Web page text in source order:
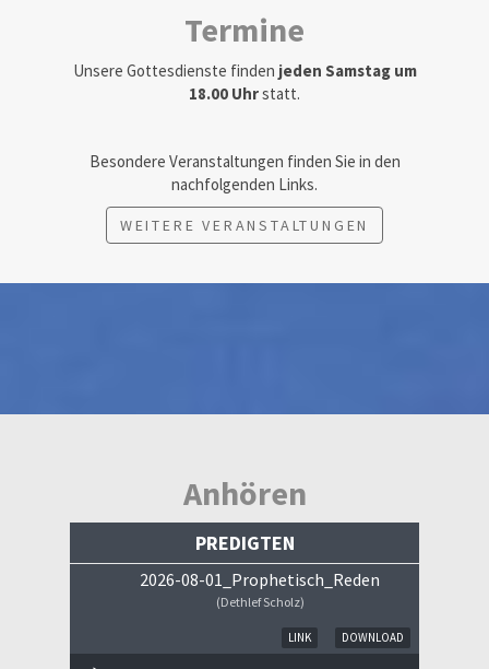
Termine
Unsere Gottesdienste finden jeden Samstag um
18.00 Uhrstatt.
Besondere Veranstaltungen finden Sie in den
nachfolgenden Links.
WEITERE VERANSTALTUNGEN
Anhören
PREDIGTEN
2026-08-01_Prophetisch_Reden
(Dethlef Scholz)
DOWNLOAD
LINK